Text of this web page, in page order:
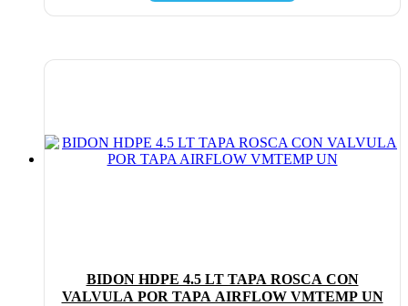
BIDON HDPE 4.5 LT TAPA ROSCA CON
VALVULA POR TAPA AIRFLOW VMTEMP UN